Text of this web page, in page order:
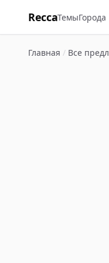
ReccaТемыГорода
Главная / Все